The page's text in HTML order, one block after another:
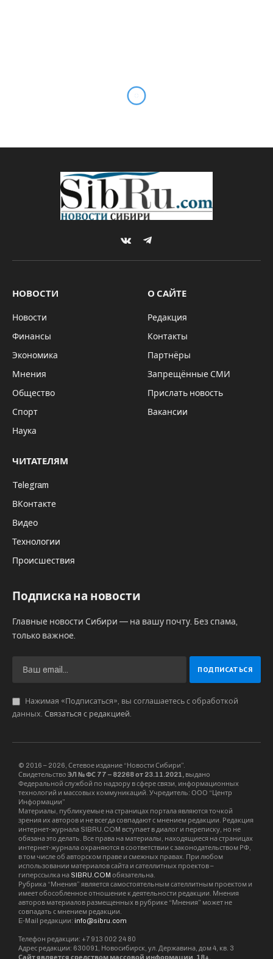
Толмачево потребовал от
“Новосибирскавтодора” 713
млн рублей
10.12.2025 Updated: 11.12.2025 *ГЛАВНОЕ
Арбитражный суд Московской области
заявления от Федерального казенного
учреждения “Ространсмодернизация”,
выступающего заказчиком реконструкции
аэропорта Толмачево. Сумма исковых
требований к подрядчику, компании
миллионов рублей.
Согласно судебным документам, суд
дела к производству. В качестве третьего лица
Межрегиональное контрольно-ревизионное
управление Федерального казначейства.
рассмотреть возможность досудебного
урегулирования спора путем проведения
примирительных процедур.
“Исковое заявление Федерального казенного
учреждения “Дирекция государственного
заказчика по реализации комплексных
проектов развития транспортной
инфраструктуры” <…> принять к производству
Арбитражного суда Московской области”, –
говорится в определении суда.